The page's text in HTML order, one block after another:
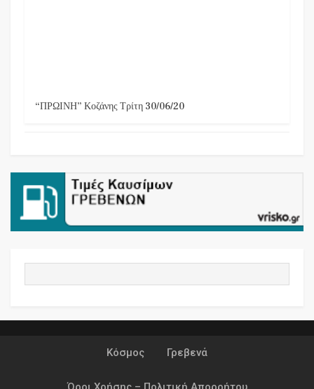
“ΠΡΩΙΝΗ” Κοζάνης Τρίτη 30/06/20
Κόσμος Γρεβενά